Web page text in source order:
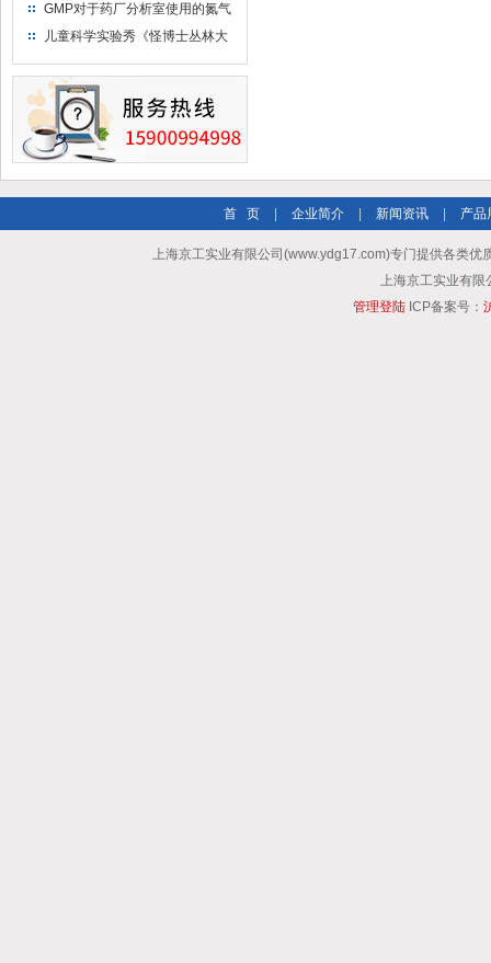
只需15分钟 保持活鲜一整年
GMP对于药厂分析室使用的氮气
钢瓶存放标准
儿童科学实验秀《怪博士丛林大
及
首 页 企业简介 新闻资讯 产品
上海京工实业有限公司(www.ydg17.com)专门提供各类优
上海京工实业有限
管理登陆ICP备案号：